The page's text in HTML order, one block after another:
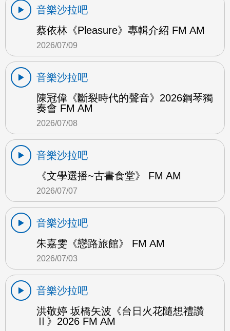
音樂沙拉吧
蔡依林《Pleasure》專輯介紹 FM AM
2026/07/09
音樂沙拉吧
陳冠偉《斷裂時代的聲音》2026鋼琴獨
奏會 FM AM
2026/07/08
音樂沙拉吧
《文學選播~古書食堂》 FM AM
2026/07/07
音樂沙拉吧
朱嘉雯《戀路旅館》 FM AM
2026/07/03
音樂沙拉吧
洪敬婷 坂橋矢波《台日火花隨想禮讚
Ⅱ》2026 FM AM